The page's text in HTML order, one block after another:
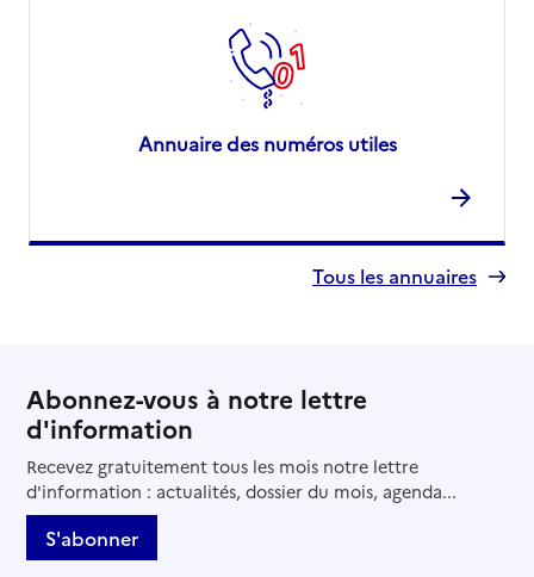
Annuaire des numéros utiles
Tous les annuaires
Abonnez-vous à notre lettre
d'information
Recevez gratuitement tous les mois notre lettre
d'information : actualités, dossier du mois, agenda...
S'abonner